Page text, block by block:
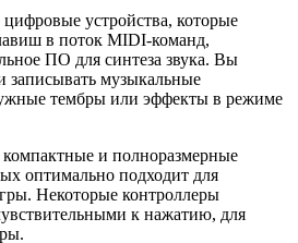
устройства, которые
в поток MIDI-команд,
ПО для синтеза звука. Вы
записывать музыкальные
тембры или эффекты в режиме
и полноразмерные
оптимально подходит для
Некоторые контроллеры
к нажатию, для